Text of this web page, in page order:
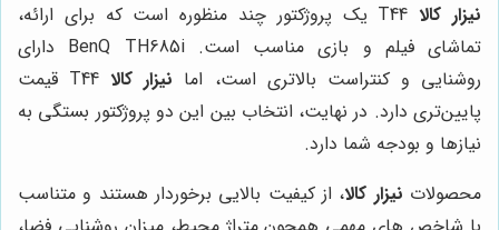
نیزار کالا
T44 یک پروژکتور چند منظوره است که برای ارائه،
تماشای فیلم و بازی مناسب است. BenQ TH685i دارای
روشنایی و کنتراست بالاتری است، اما نیزار کالا
T44 قیمت
پایین‌تری دارد. در نهایت، انتخاب بین این دو پروژکتور بستگی به
نیازها و بودجه شما دارد.
محصولات نیزار کالا، از کیفیت بالایی برخوردار هستند و متناسب